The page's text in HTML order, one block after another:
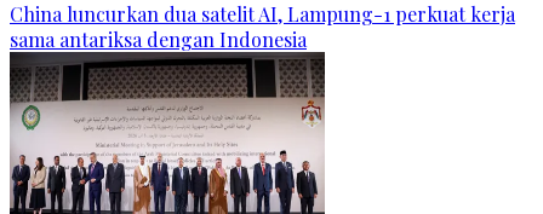
China luncurkan dua satelit AI, Lampung-1 perkuat kerja
sama antariksa dengan Indonesia